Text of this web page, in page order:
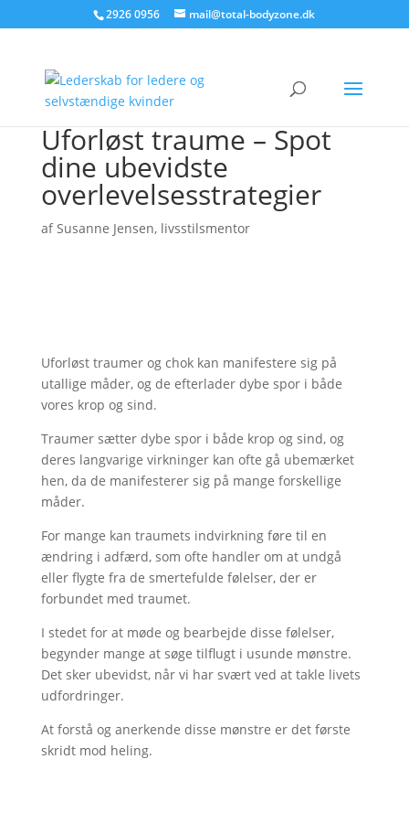
2926 0956 mail@total-bodyzone.dk
Uforløst traume – Spot
dine ubevidste
overlevelsesstrategier
afSusanne Jensen, livsstilsmentor
Uforløst traumer og chok kan manifestere sig på
utallige måder, og de efterlader dybe spor i både
vores krop og sind.
Traumer sætter dybe spor i både krop og sind, og
deres langvarige virkninger kan ofte gå ubemærket
hen, da de manifesterer sig på mange forskellige
måder.
For mange kan traumets indvirkning føre til en
ændring i adfærd, som ofte handler om at undgå
eller flygte fra de smertefulde følelser, der er
forbundet med traumet.
I stedet for at møde og bearbejde disse følelser,
begynder mange at søge tilflugt i usunde mønstre.
Det sker ubevidst, når vi har svært ved at takle livets
udfordringer.
At forstå og anerkende disse mønstre er det første
skridt mod heling.